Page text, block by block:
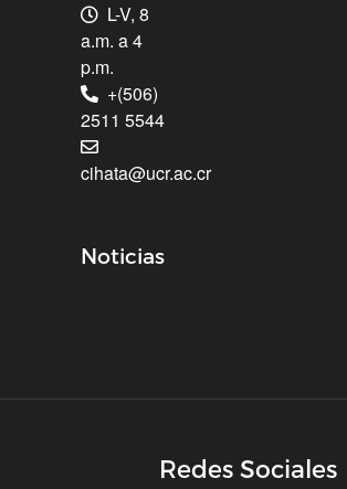
L-V, 8
a.m. a 4
p.m.
+(506)
2511 5544
cihata@ucr.ac.cr
Noticias
Redes Sociales